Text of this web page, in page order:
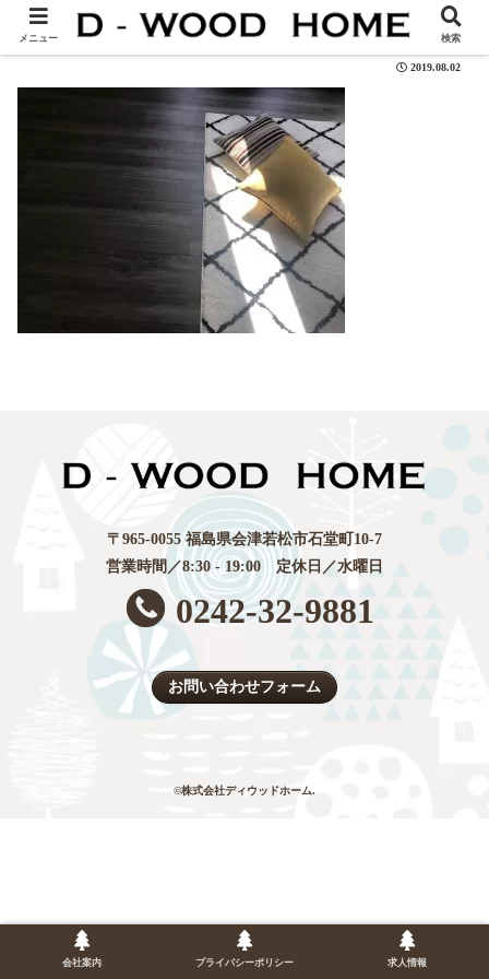
work01-3
2019.08.02
〒965-0055 福島県会津若松市石堂町10-7
営業時間／8:30 - 19:00 定休日／水曜日
0242-32-9881
お問い合わせフォーム
©株式会社ディウッドホーム.
メニュー 検索
会社案内 プライバシーポリシー 求人情報